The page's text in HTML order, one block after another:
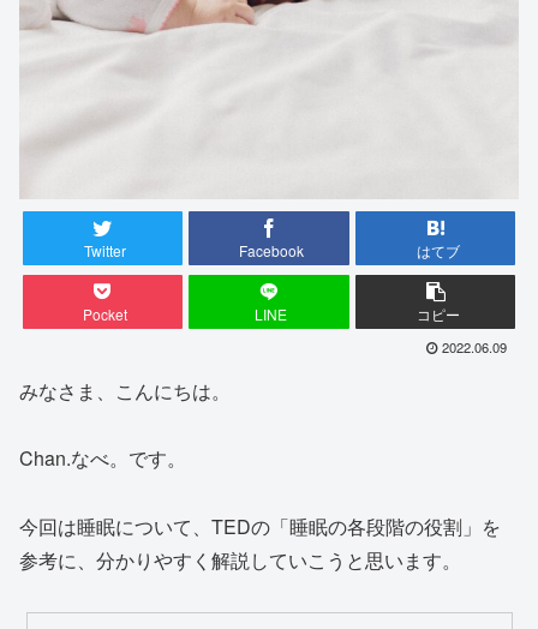
Twitter Facebook はてブ
Pocket LINE コピー
2022.06.09
みなさま、こんにちは。
Chan.なべ。です。
今回は睡眠について、TEDの「睡眠の各段階の役割」を
参考に、分かりやすく解説していこうと思います。